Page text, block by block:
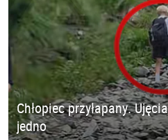
Chłopiec przyłapany.
jedno